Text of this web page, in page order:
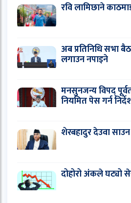
रवि लामिछाने
अब प्रतिनिधि सभा
लगाउन नपाइने
मनसुनजन्य विपद्
नियमित पेस गर्न
शेरबहादुर देउवा
दोहोरो अंकले घट्यो